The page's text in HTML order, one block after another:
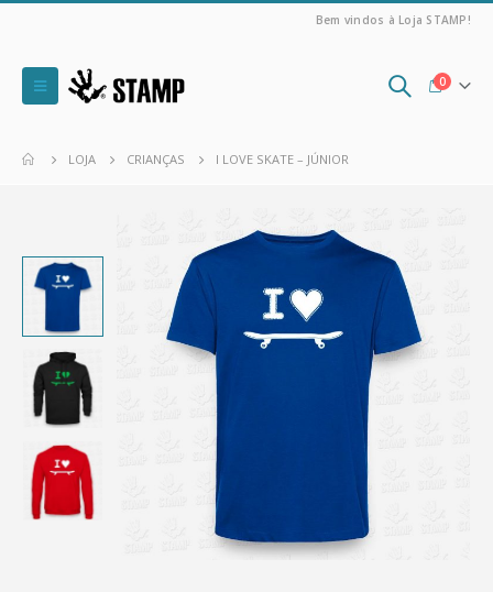
Bem vindos à Loja STAMP!
0
LOJA CRIANÇAS I LOVE SKATE – JÚNIOR